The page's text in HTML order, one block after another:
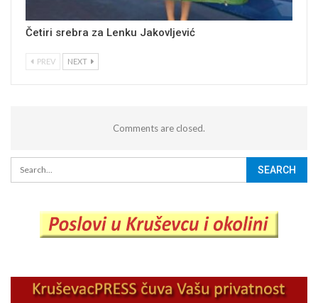
Četiri srebra za Lenku Jakovljević
PREV NEXT
Comments are closed.